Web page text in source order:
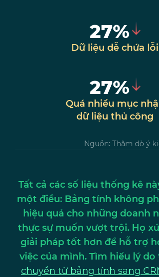
27%
Dữ liệu dễ chứa lỗi
27%
Quá nhiều mục
dữ liệu thủ công
Nguồn: Thăm dò ý
Tất cả các số liệu thống kê
một điều: Bảng tính không
hiệu quả cho những doanh
thực sự muốn vượt trội. Họ
giải pháp tốt hơn để hỗ trợ
việc của mình. Tìm hiểu lý do
chuyển từ bảng tính sang